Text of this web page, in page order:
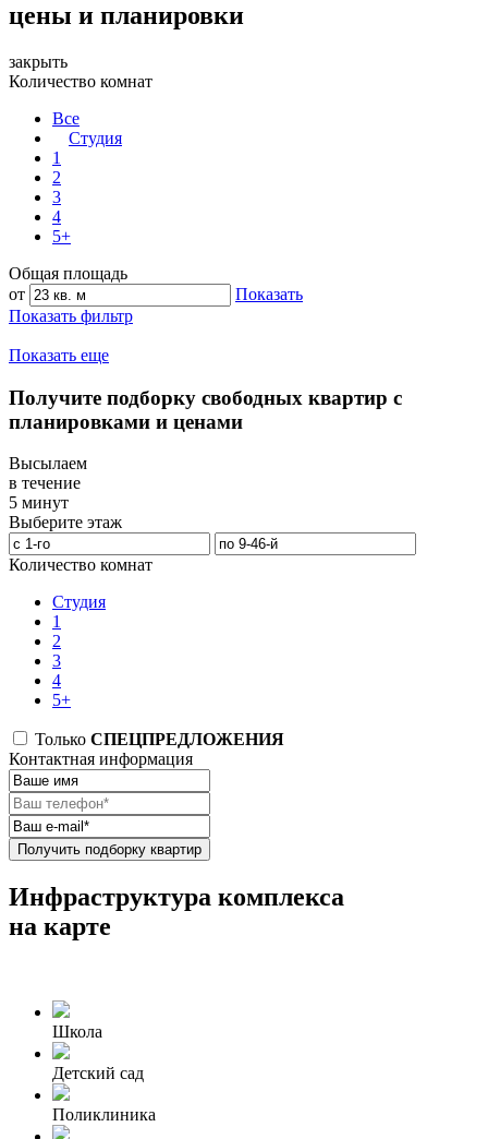
цены и планировки
закрыть
Количество комнат
Все
Студия
1
2
3
4
5+
Общая площадь
от
Показать
Показать фильтр
Показать еще
Получите подборку свободных квартир с
планировками и ценами
Высылаем
в течение
5 минут
Выберите этаж
Количество комнат
Студия
1
2
3
4
5+
Только СПЕЦПРЕДЛОЖЕНИЯ
Контактная информация
Получить подборку квартир
Инфраструктура комплекса
на карте
Школа
Детский сад
Поликлиника